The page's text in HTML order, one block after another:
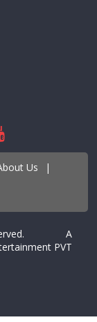
Us |
reserved. A
PVT